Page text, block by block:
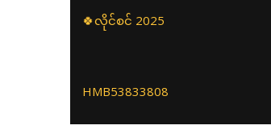
🍀လိုင်စင် 2025
HMB53833808